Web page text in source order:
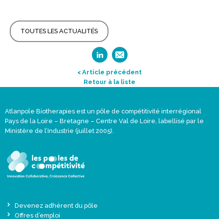
TOUTES LES ACTUALITÉS
< Article précédent
Retour à la liste
Atlanpole Biotherapies est un pôle de compétitivité interrégional
Pays de la Loire – Bretagne – Centre Val de Loire, labellisé par le
Ministère de l’Industrie (juillet 2005).
Devenez adhérent du pôle
Offres d’emploi